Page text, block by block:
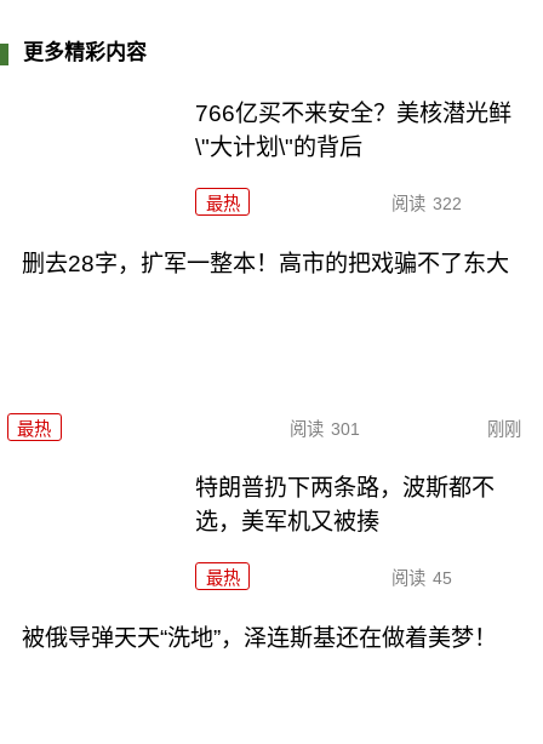
更多精彩内容
766亿买不来安全？美核潜光鲜
\"大计划\"的背后
最热 阅读 322
删去28字，扩军一整本！高市的把戏骗不了东大
最热 阅读 301 刚刚
特朗普扔下两条路，波斯都不
选，美军机又被揍
最热 阅读 45
被俄导弹天天“洗地”，泽连斯基还在做着美梦！